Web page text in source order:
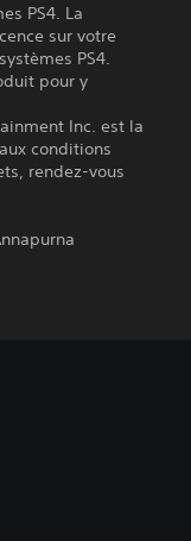
PS4. La
sur votre
PS4.
pour y
Inc. est la
conditions
rendez-vous